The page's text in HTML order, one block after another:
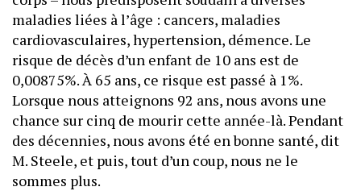
maladies liées à l’âge : cancers, maladies
cardiovasculaires, hypertension, démence. Le
risque de décès d’un enfant de 10 ans est de
0,00875%. À 65 ans, ce risque est passé à 1%.
Lorsque nous atteignons 92 ans, nous avons une
chance sur cinq de mourir cette année-là. Pendant
des décennies, nous avons été en bonne santé, dit
M. Steele, et puis, tout d’un coup, nous ne le
sommes plus.